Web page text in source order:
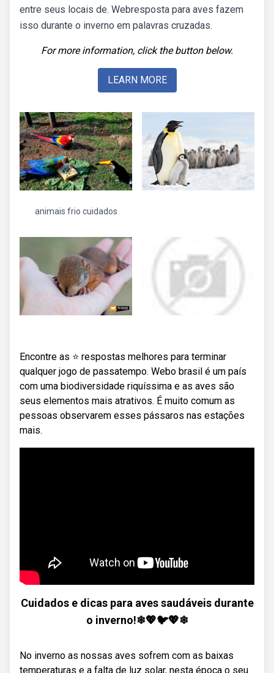
entre seus locais de. Webresposta para aves fazem
isso durante o inverno em palavras cruzadas.
For more information, click the button below.
LEARN MORE
animais frio cuidados
Encontre as ⭐ respostas melhores para terminar
qualquer jogo de passatempo. Webo brasil é um país
com uma biodiversidade riquíssima e as aves são
seus elementos mais atrativos. É muito comum as
pessoas observarem esses pássaros nas estações
mais.
Cuidados e dicas para aves saudáveis durante
o inverno!❄💖🐦💖❄
No inverno as nossas aves sofrem com as baixas
temperaturas e a falta de luz solar, nesta época o seu